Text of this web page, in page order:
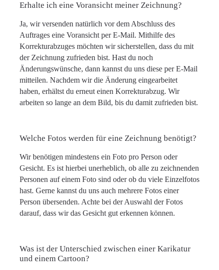
Erhalte ich eine Voransicht meiner Zeichnung?
Ja, wir versenden natürlich vor dem Abschluss des
Auftrages eine Voransicht per E-Mail. Mithilfe des
Korrekturabzuges möchten wir sicherstellen, dass du mit
der Zeichnung zufrieden bist. Hast du noch
Änderungswünsche, dann kannst du uns diese per E-Mail
mitteilen. Nachdem wir die Änderung eingearbeitet
haben, erhältst du erneut einen Korrekturabzug. Wir
arbeiten so lange an dem Bild, bis du damit zufrieden bist.
Welche Fotos werden für eine Zeichnung benötigt?
Wir benötigen mindestens ein Foto pro Person oder
Gesicht. Es ist hierbei unerheblich, ob alle zu zeichnenden
Personen auf einem Foto sind oder ob du viele Einzelfotos
hast. Gerne kannst du uns auch mehrere Fotos einer
Person übersenden. Achte bei der Auswahl der Fotos
darauf, dass wir das Gesicht gut erkennen können.
Was ist der Unterschied zwischen einer Karikatur
und einem Cartoon?